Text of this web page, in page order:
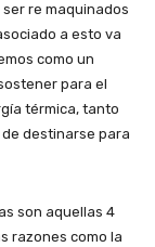
re maquinados
a esto va
como un
para el
térmica, tanto
destinarse para
son aquellas 4
razones como la